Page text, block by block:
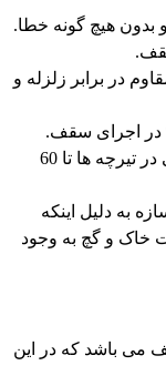
بدون هیچ گونه خطا.
در برابر زلزله و
– سرعت و آسان شدن در اجرا و صرفه جویی در تیرچه ها تا 60
به دلیل اینکه
خاک و گچ به وجود
می باشد که در این